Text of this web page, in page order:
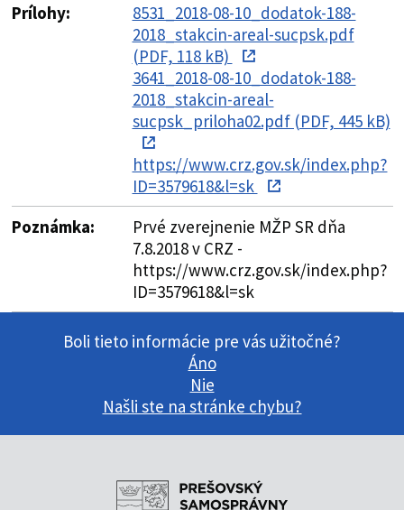
Prílohy:
8531_2018-08-10_dodatok-188-
2018_stakcin-areal-sucpsk.pdf
(PDF, 118 kB)
3641_2018-08-10_dodatok-188-
2018_stakcin-areal-
sucpsk_priloha02.pdf (PDF, 445 kB)
https://www.crz.gov.sk/index.php?
ID=3579618&l=sk
Poznámka:
Prvé zverejnenie MŽP SR dňa
7.8.2018 v CRZ -
https://www.crz.gov.sk/index.php?
ID=3579618&l=sk
Boli tieto informácie pre vás užitočné?
Áno
Nie
Našli ste na stránke chybu?